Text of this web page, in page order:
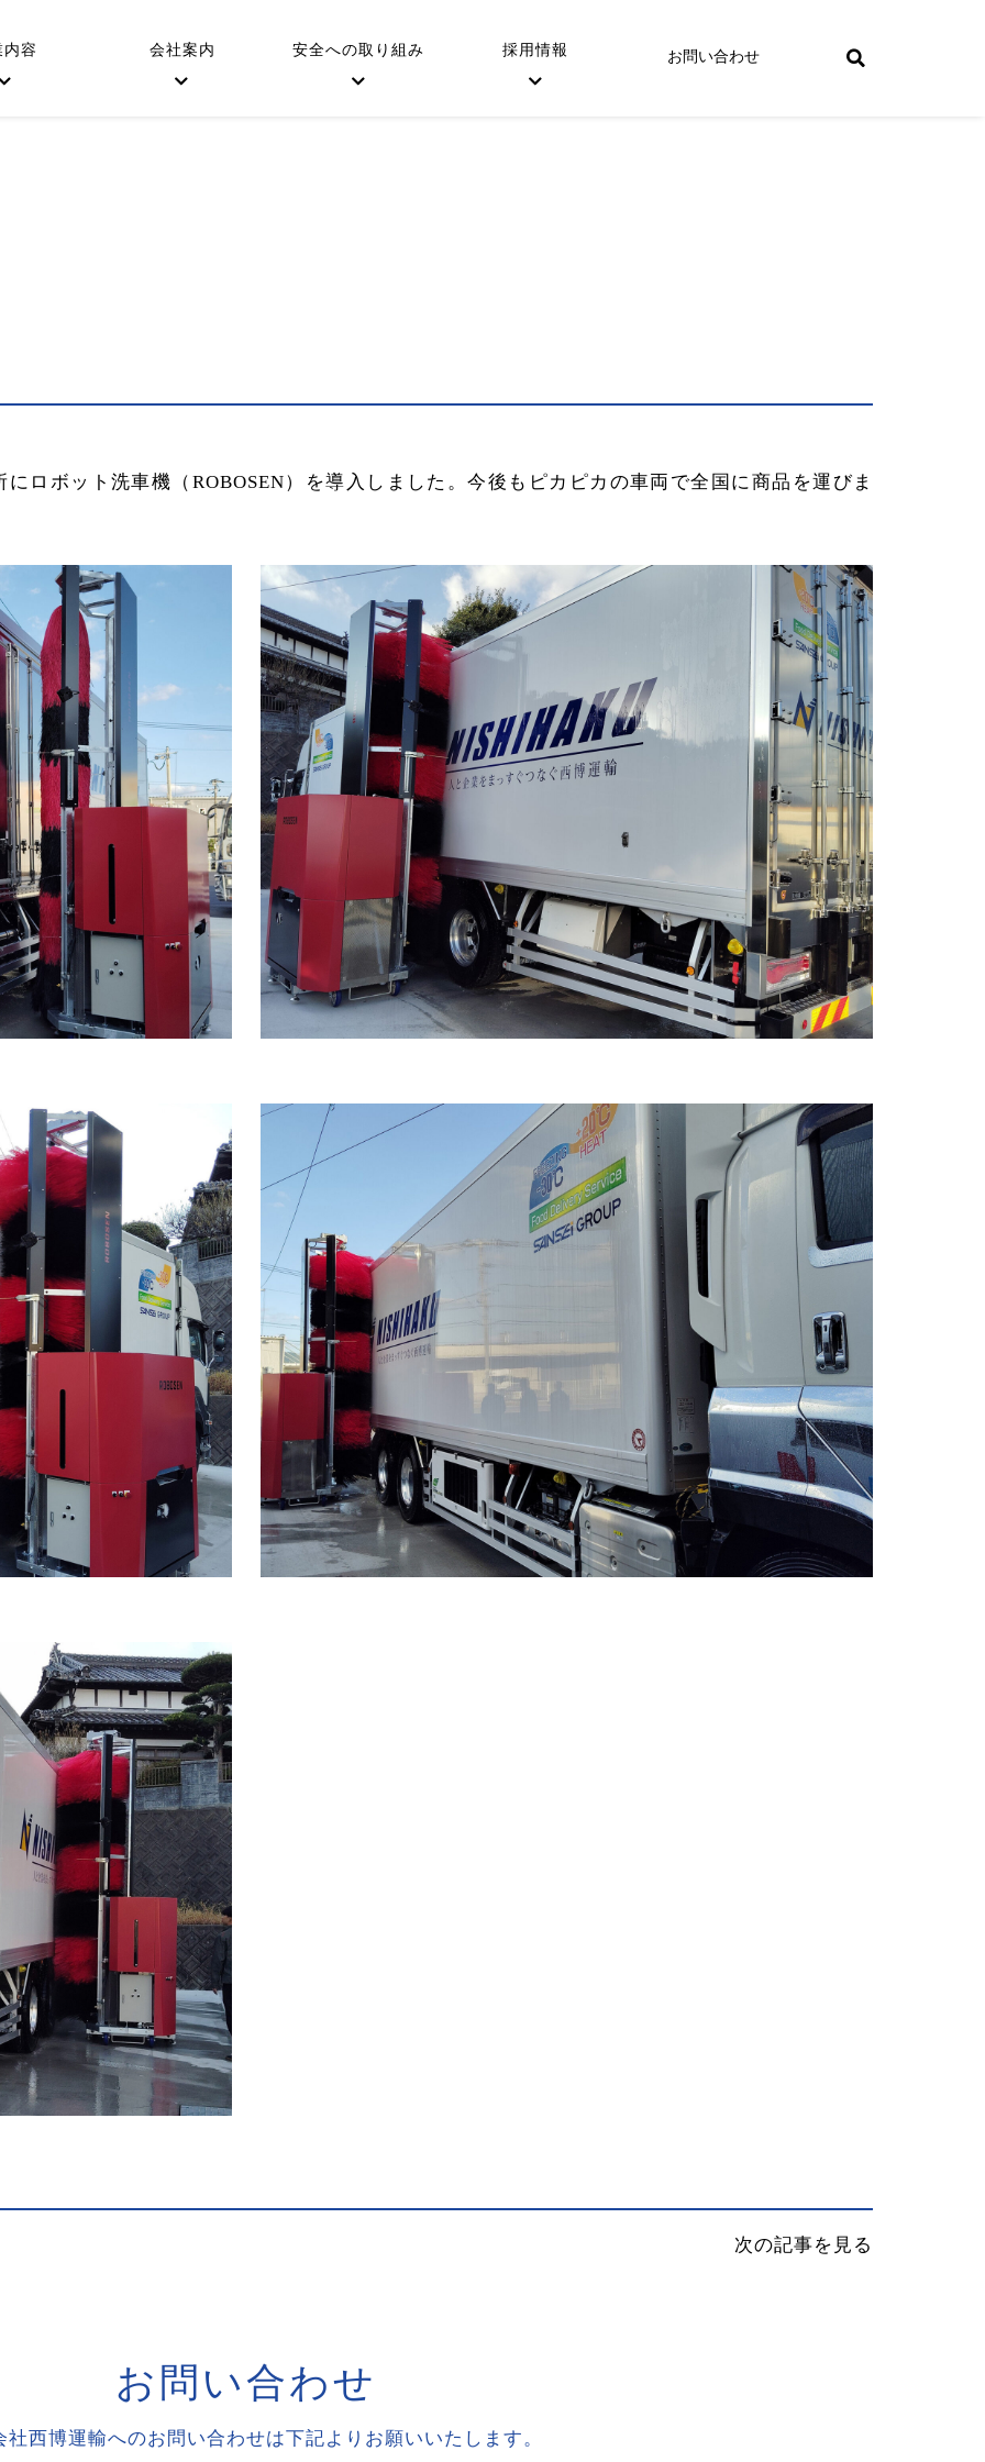
内容 会社案内 安全への取り組み 採用情報 お問い合わせ
ロボット洗車機（ ROBOSEN）を導入しました。今後もピカピカの車両で全国に商品を運びま
次の記事を見る
お 問 い合わせ
社西博運輸へのお問い合わせは下記よりお願いいたします。